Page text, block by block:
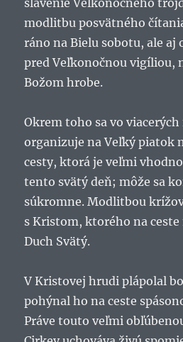
slávenie Veľkonočného
modlitbu posvätného
ráno na Bielu sobotu, ale aj
pred Veľkonočnou vigíliou,
Božom hrobe.
Okrem toho sa vo
organizuje na Veľký piatok
cesty, ktorá je veľmi
tento svätý deň; môže sa
súkromne. Modlitbou
s Kristom, ktorého na ceste
Duch Svätý.
V Kristovej hrudi plápolal
pohýnal ho na ceste
Práve touto veľmi